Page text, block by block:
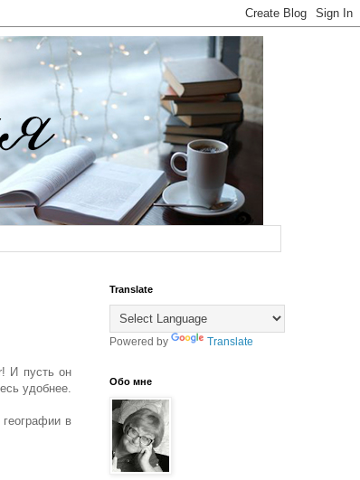
И пусть он
удобнее.
в
Translate
Powered by Translate
Обо мне